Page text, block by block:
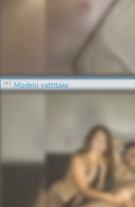
Modelo vattttaaa